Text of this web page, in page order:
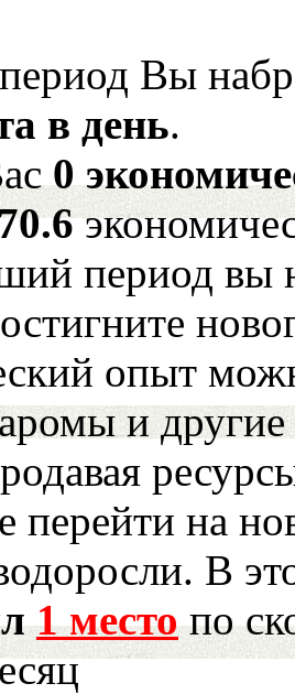
Вы
в день.
0
период вы
опыт
и другие
перейти на
В
1 местопо